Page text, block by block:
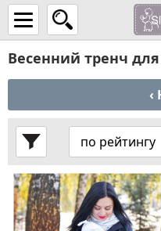
Весенний тренч
‹